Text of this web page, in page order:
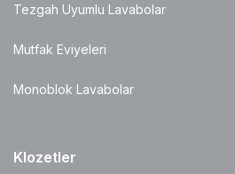
Tezgah Uyumlu Lavabolar
Mutfak Eviyeleri
Monoblok Lavabolar
Klozetler